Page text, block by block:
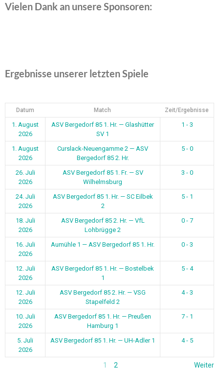
Vielen Dank an unsere Sponsoren:
Ergebnisse unserer letzten Spiele
Datum Match Zeit/Ergebnisse
1. August
2026
ASV Bergedorf 85 1. Hr. — Glashütter
SV 1
1 - 3
1. August
2026
Curslack-Neuengamme 2 — ASV
Bergedorf 85 2. Hr.
5 - 0
26. Juli
2026
ASV Bergedorf 85 1. Fr. — SV
Wilhelmsburg
3 - 0
24. Juli
2026
ASV Bergedorf 85 1. Hr. — SC Eilbek
2
5 - 1
18. Juli
2026
ASV Bergedorf 85 2. Hr. — VfL
Lohbrügge 2
0 - 7
16. Juli
2026
Aumühle 1 — ASV Bergedorf 85 1. Hr. 0 - 3
12. Juli
2026
ASV Bergedorf 85 1. Hr. — Bostelbek
1
5 - 4
12. Juli
2026
ASV Bergedorf 85 2. Hr. — VSG
Stapelfeld 2
4 - 3
10. Juli
2026
ASV Bergedorf 85 1. Hr. — Preußen
Hamburg 1
7 - 1
5. Juli
2026
ASV Bergedorf 85 1. Hr. — UH-Adler 1 4 - 5
1 2 Weiter